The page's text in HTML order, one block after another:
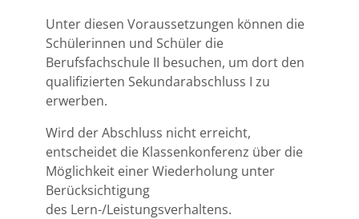
Unter diesen Voraussetzungen können die
Schülerinnen und Schüler die
Berufsfachschule II besuchen, um dort den
qualifizierten Sekundarabschluss I zu
erwerben.
Wird der Abschluss nicht erreicht,
entscheidet die Klassenkonferenz über die
Möglichkeit einer Wiederholung unter
Berücksichtigung
des Lern-/Leistungsverhaltens.